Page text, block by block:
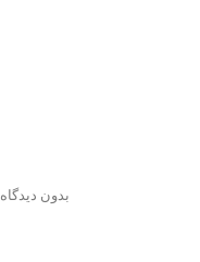
بدون دیدگاه